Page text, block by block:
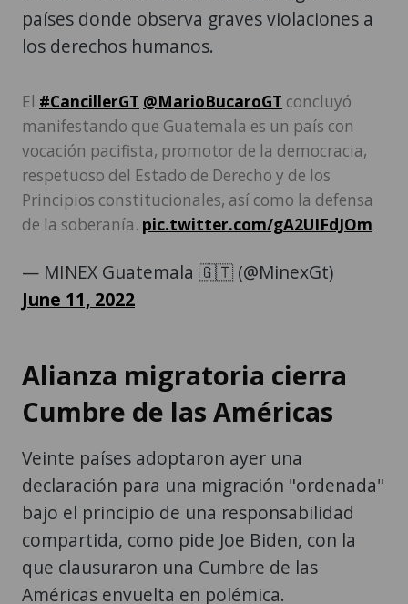
países donde observa graves violaciones a
los derechos humanos.
El #CancillerGT @MarioBucaroGT concluyó
manifestando que Guatemala es un país con
vocación pacifista, promotor de la democracia,
respetuoso del Estado de Derecho y de los
Principios constitucionales, así como la defensa
de la soberanía. pic.twitter.com/gA2UIFdJOm
— MINEX Guatemala 🇬🇹 (@MinexGt)
June 11, 2022
Alianza migratoria cierra
Cumbre de las Américas
Veinte países adoptaron ayer una
declaración para una migración "ordenada"
bajo el principio de una responsabilidad
compartida, como pide Joe Biden, con la
que clausuraron una Cumbre de las
Américas envuelta en polémica.